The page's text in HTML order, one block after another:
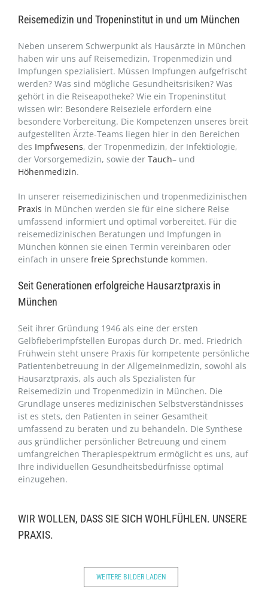
Reisemedizin und Tropeninstitut in und um München
Neben unserem Schwerpunkt als Hausärzte in München
haben wir uns auf Reisemedizin, Tropenmedizin und
Impfungen spezialisiert. Müssen Impfungen aufgefrischt
werden? Was sind mögliche Gesundheitsrisiken? Was
gehört in die Reiseapotheke? Wie ein Tropeninstitut
wissen wir: Besondere Reiseziele erfordern eine
besondere Vorbereitung. Die Kompetenzen unseres breit
aufgestellten Ärzte-Teams liegen hier in den Bereichen
des Impfwesens, der Tropenmedizin, der Infektiologie,
der Vorsorgemedizin, sowie der Tauch– und
Höhenmedizin.
In unserer reisemedizinischen und tropenmedizinischen
Praxis in München werden sie für eine sichere Reise
umfassend informiert und optimal vorbereitet. Für die
reisemedizinischen Beratungen und Impfungen in
München können sie einen Termin vereinbaren oder
einfach in unsere freie Sprechstunde kommen.
Seit Generationen erfolgreiche Hausarztpraxis in
München
Seit ihrer Gründung 1946 als eine der ersten
Gelbfieberimpfstellen Europas durch Dr. med. Friedrich
Frühwein steht unsere Praxis für kompetente persönliche
Patientenbetreuung in der Allgemeinmedizin, sowohl als
Hausarztpraxis, als auch als Spezialisten für
Reisemedizin und Tropenmedizin in München. Die
Grundlage unseres medizinischen Selbstverständnisses
ist es stets, den Patienten in seiner Gesamtheit
umfassend zu beraten und zu behandeln. Die Synthese
aus gründlicher persönlicher Betreuung und einem
umfangreichen Therapiespektrum ermöglicht es uns, auf
Ihre individuellen Gesundheitsbedürfnisse optimal
einzugehen.
WIR WOLLEN, DASS SIE SICH WOHLFÜHLEN. UNSERE
PRAXIS.
WEITERE BILDER LADEN